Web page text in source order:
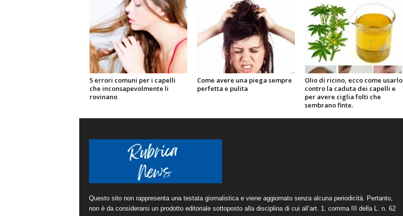
5 errori comuni per i capelli
che inconsapevolmente li
rovinano
Come avere una piega sempre
perfetta e pulita
Olio di ricino, ecco come usarlo
contro la caduta dei capelli e
per avere ciglia folti che
sembrano finte.
Questo sito non rappresenta una testata giornalistica e viene aggiornato senza alcuna periodicità. Pertanto,
non è da considerarsi un prodotto editoriale sottoposto alla disciplina di cui all’art. 1, comma III della L. n. 62